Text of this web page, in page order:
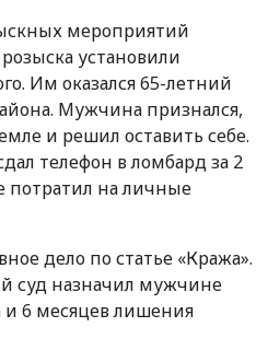
мероприятий
установили
Им оказался 65-летний
Мужчина признался,
и решил оставить себе.
телефон в ломбард за 2
потратил на личные
дело по статье «Кража».
суд назначил мужчине
и 6 месяцев лишения